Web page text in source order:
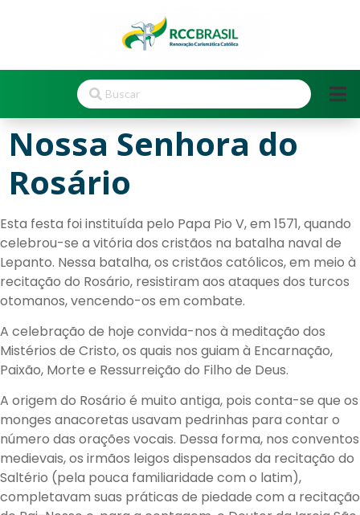
Nossa Senhora do
Rosário
Esta festa foi instituída pelo Papa Pio V, em 1571, quando
celebrou-se a vitória dos cristãos na batalha naval de
Lepanto. Nessa batalha, os cristãos católicos, em meio à
recitação do Rosário, resistiram aos ataques dos turcos
otomanos, vencendo-os em combate.
A celebração de hoje convida-nos à meditação dos
Mistérios de Cristo, os quais nos guiam à Encarnação,
Paixão, Morte e Ressurreição do Filho de Deus.
A origem do Rosário é muito antiga, pois conta-se que os
monges anacoretas usavam pedrinhas para contar o
número das orações vocais. Dessa forma, nos conventos
medievais, os irmãos leigos dispensados da recitação do
Saltério (pela pouca familiaridade com o latim),
completavam suas práticas de piedade com a recitação